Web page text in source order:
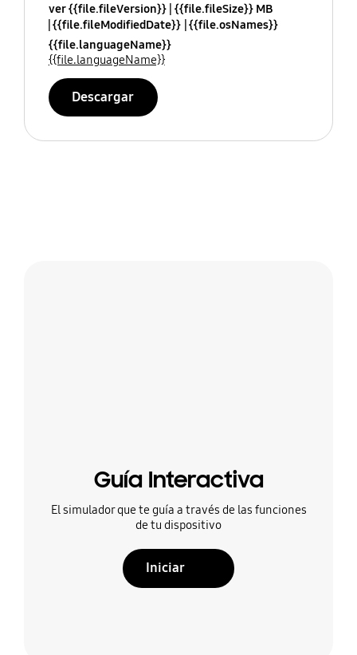
ver {{file.fileVersion}} {{file.fileSize}} MB
{{file.fileModifiedDate}} {{file.osNames}}
{{file.languageName}}
{{file.languageName}}
Descargar
Guía Interactiva
El simulador que te guía a través de las funciones
de tu dispositivo
Iniciar